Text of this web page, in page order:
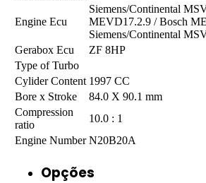
Engine Ecu
Siemens/Continental
MEVD17.2.9 / Bosch
Siemens/Continental
Gerabox Ecu
ZF 8HP
Type of Turbo
Cylider Content 1997 CC
Bore x Stroke
84.0 X 90.1 mm
Compression
ratio
10.0 : 1
Engine Number N20B20A
Opções